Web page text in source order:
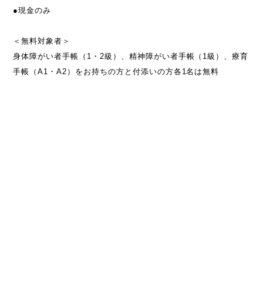
●現金のみ
＜無料対象者＞
身体障がい者手帳（1・2級）、精神障がい者手帳（1級）、療育
手帳（A1・A2）をお持ちの方と付添いの方各1名は無料